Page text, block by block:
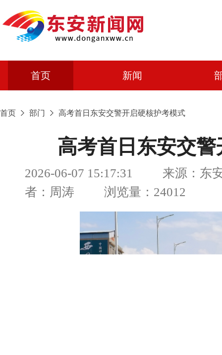
首页 新闻
首页 部门 高考首日东安交警开启硬核护考模式
高考首日东安交
2026-06-07 15:17:31 来源：东安
者：周涛 浏览量：24012